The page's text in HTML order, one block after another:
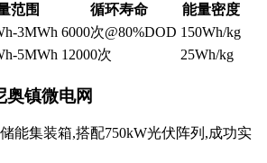
范围 循环寿命
能量密度
3MWh 6000次@80%DOD 150Wh/kg
5MWh 12000次 25Wh/kg
奥镇微电网
能集装箱,搭配750kW光伏阵列,成功实